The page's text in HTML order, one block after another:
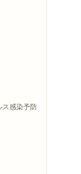
ス感染予防